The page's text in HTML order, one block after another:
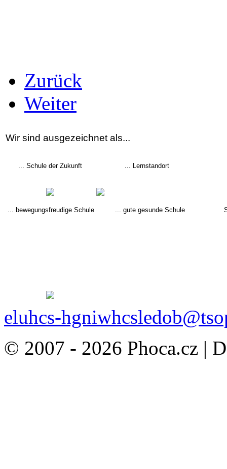
Zurück
Weiter
Wir sind ausgezeichnet als...
... Schule der Zukunft ... Lernstandort
... bewegungsfreudige Schule ... gute gesunde Schule
eluhcs-
© 2007 - 2026 Phoca.cz |